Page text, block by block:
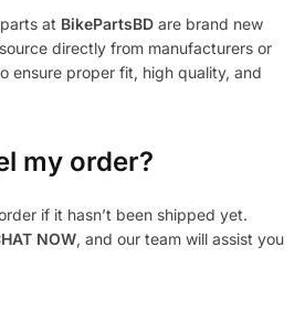
at BikePartsBD are brand new
directly from manufacturers or
ensure proper fit, high quality, and
my order?
if it hasn’t been shipped yet.
NOW, and our team will assist you